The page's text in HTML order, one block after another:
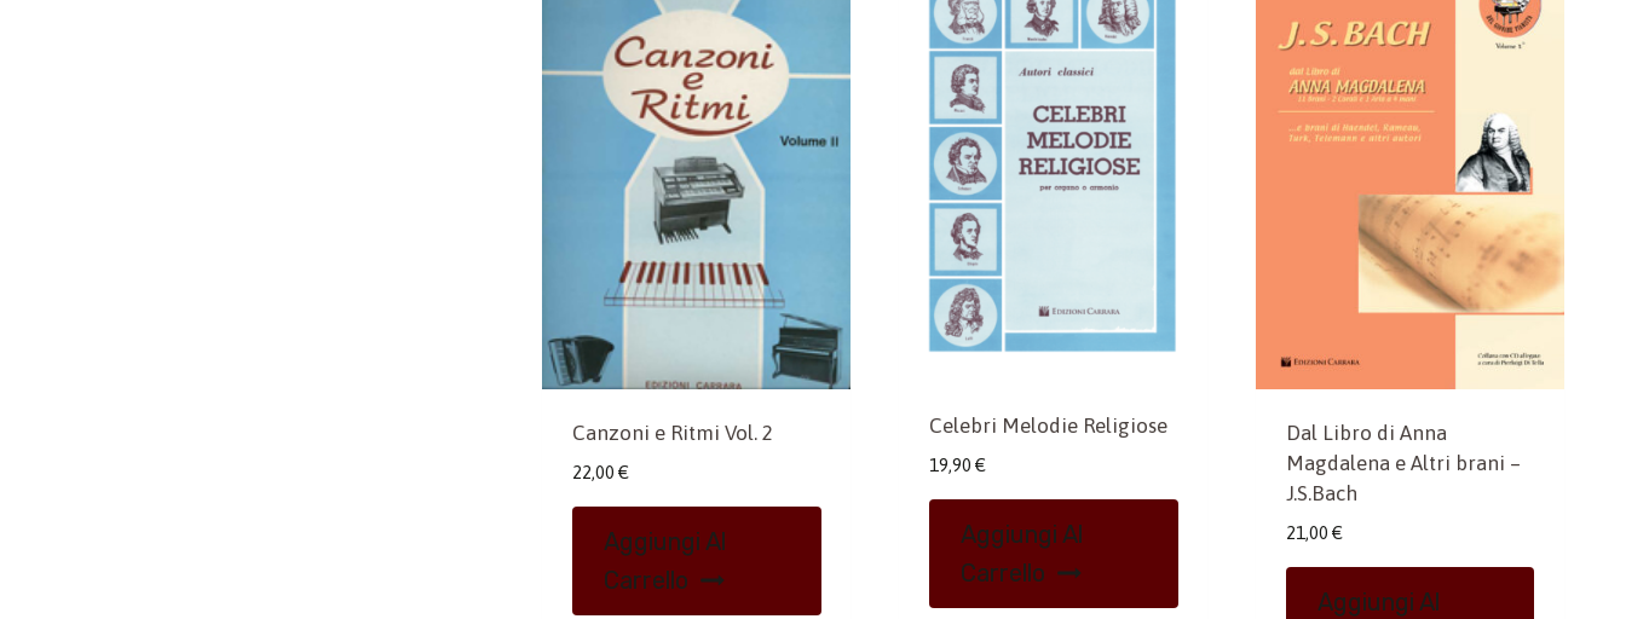
Canzoni e Ritmi Vol. 2
22,00 €
Aggiungi Al
Carrello
Celebri Melodie Religiose
19,90 €
Aggiungi Al
Carrello
Dal Libro di Anna
Magdalena e Altri brani –
J.S.Bach
21,00 €
Aggiungi Al